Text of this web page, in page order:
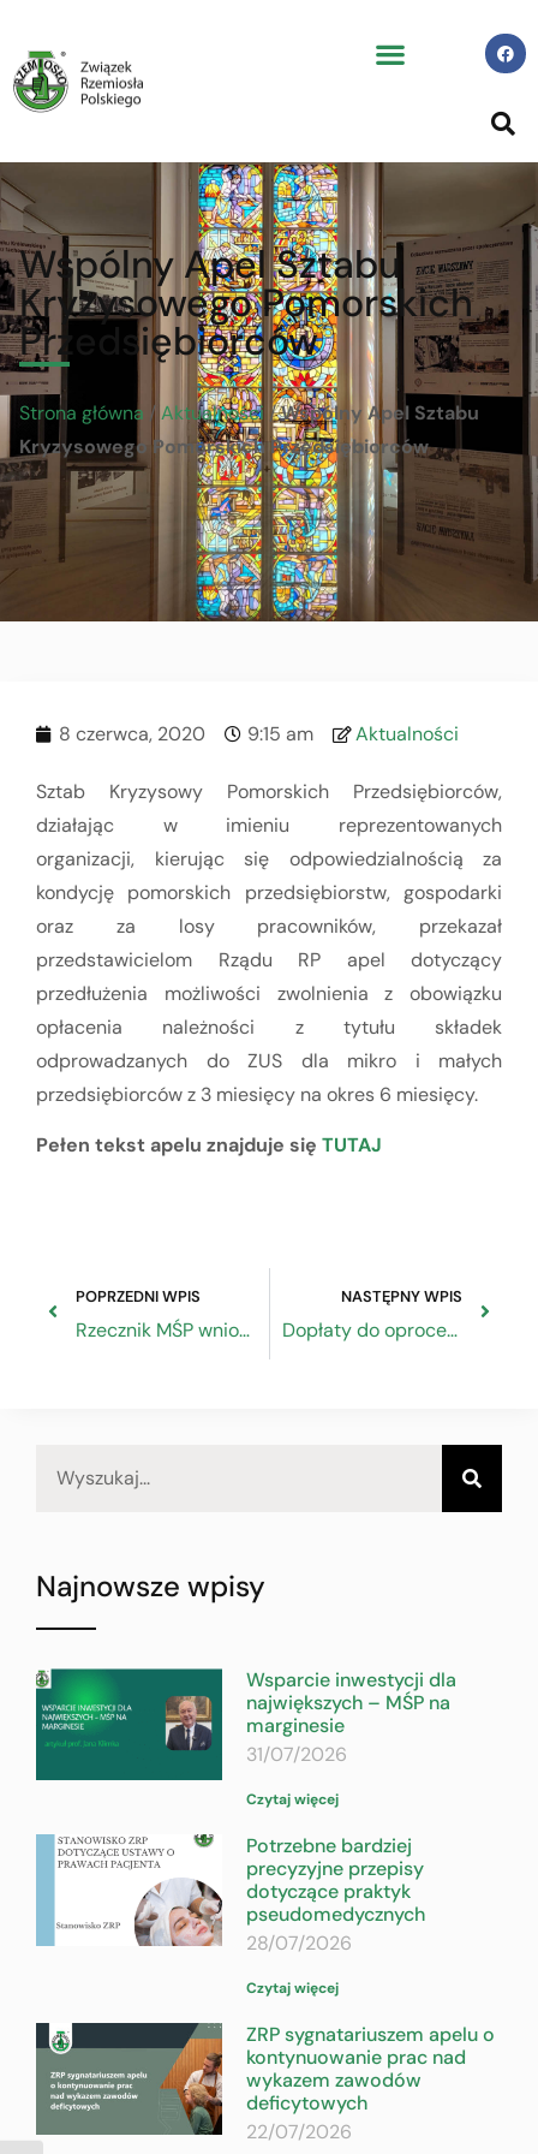
Wspólny Apel Sztabu
Kryzysowego Pomorskich
Przedsiębiorców
Strona główna / Aktualności /Wspólny Apel Sztabu
Kryzysowego Pomorskich Przedsiębiorców
8 czerwca, 2020 9:15 am Aktualności
Sztab Kryzysowy Pomorskich Przedsiębiorców,
działając w imieniu reprezentowanych
organizacji, kierując się odpowiedzialnością za
kondycję pomorskich przedsiębiorstw, gospodarki
oraz za losy pracowników, przekazał
przedstawicielom Rządu RP apel dotyczący
przedłużenia możliwości zwolnienia z obowiązku
opłacenia należności z tytułu składek
odprowadzanych do ZUS dla mikro i małych
przedsiębiorców z 3 miesięcy na okres 6 miesięcy.
Pełen tekst apelu znajduje się TUTAJ
POPRZEDNI WPIS
Rzecznik MŚP wnioskuje o umożliwienie przedsiębiorcom w restrukturyzacji korzystanie ze wsparcia przewidzianego przez ustawę o szczególnych instrumentach wsparcia w związku z rozprzestrzenianiem się wirusa SARS-CoV-2
NASTĘPNY WPIS
Dopłaty do oprocentowania kredytów zwolnione z podatku dochodowego
Najnowsze wpisy
Wsparcie inwestycji dla
największych – MŚP na
marginesie
31/07/2026
Czytaj więcej
Potrzebne bardziej
precyzyjne przepisy
dotyczące praktyk
pseudomedycznych
28/07/2026
Czytaj więcej
ZRP sygnatariuszem apelu o
kontynuowanie prac nad
wykazem zawodów
deficytowych
22/07/2026